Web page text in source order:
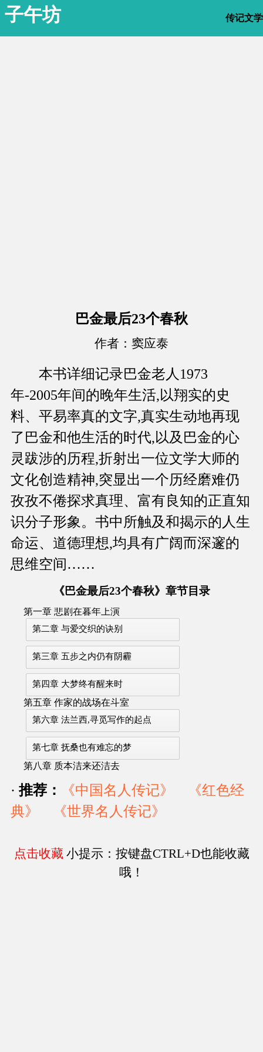
子午坊 传记文学
巴金最后23个春秋
作者：窦应泰
本书详细记录巴金老人1973
年-2005年间的晚年生活,以翔实的史
料、平易率真的文字,真实生动地再现
了巴金和他生活的时代,以及巴金的心
灵跋涉的历程,折射出一位文学大师的
文化创造精神,突显出一个历经磨难仍
孜孜不倦探求真理、富有良知的正直知
识分子形象。书中所触及和揭示的人生
命运、道德理想,均具有广阔而深邃的
思维空间……
《巴金最后23个春秋》章节目录
第一章 悲剧在暮年上演
第二章 与爱交织的诀别
第三章 五步之内仍有阴霾
第四章 大梦终有醒来时
第五章 作家的战场在斗室
第六章 法兰西,寻觅写作的起点
第七章 抚桑也有难忘的梦
第八章 质本洁来还洁去
· 推荐： 《中国名人传记》
《红色经
典》
《世界名人传记》
点击收藏 小提示：按键盘CTRL+D也能收藏
哦！